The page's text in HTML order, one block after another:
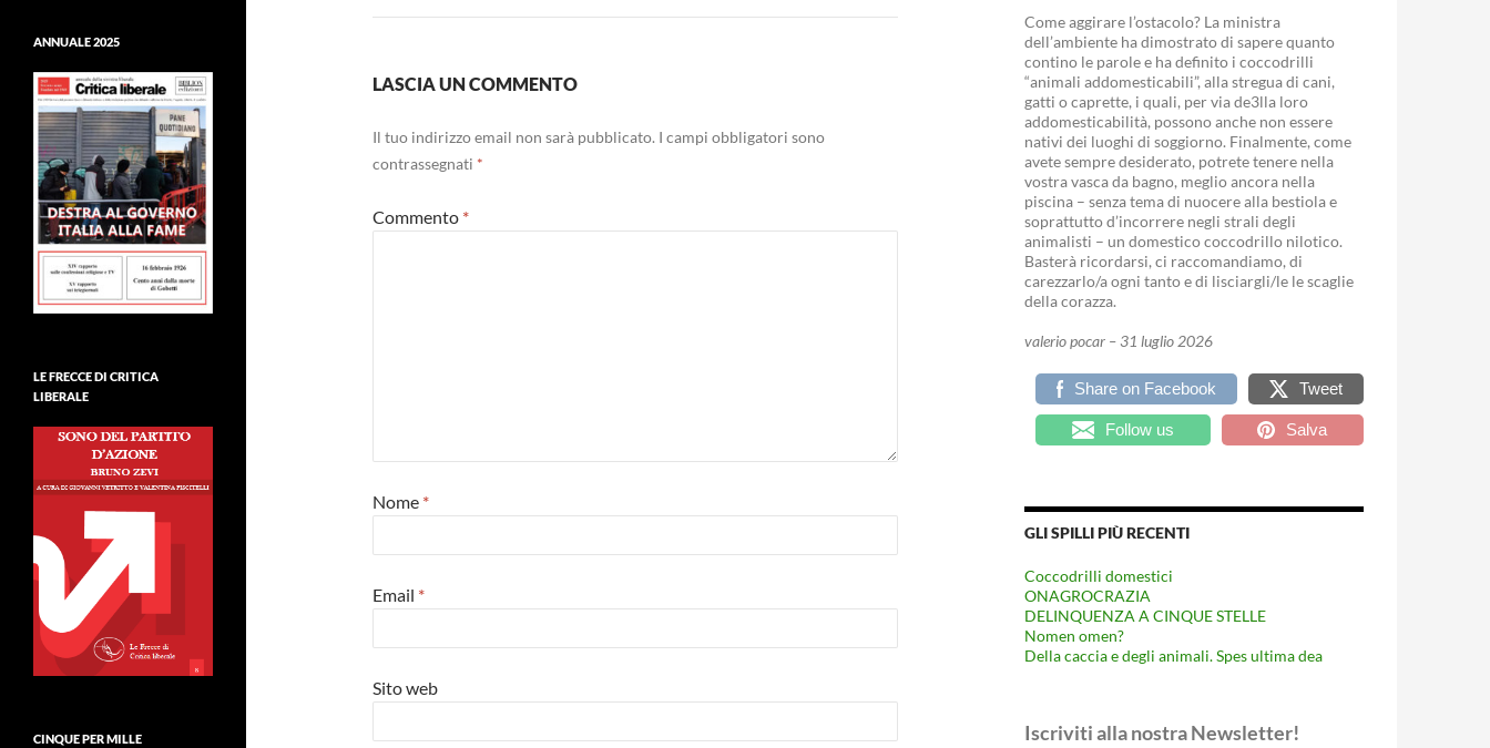
LASCIA UN COMMENTO
Il tuo indirizzo email non sarà pubblicato. I campi obbligatori sono
contrassegnati *
Commento *
Nome *
Email *
Sito web
Come aggirare l’ostacolo? La ministra
dell’ambiente ha dimostrato di sapere quanto
contino le parole e ha definito i coccodrilli
“animali addomesticabili”, alla stregua di cani,
gatti o caprette, i quali, per via de3lla loro
addomesticabilità, possono anche non essere
nativi dei luoghi di soggiorno. Finalmente, come
avete sempre desiderato, potrete tenere nella
vostra vasca da bagno, meglio ancora nella
piscina – senza tema di nuocere alla bestiola e
soprattutto d’incorrere negli strali degli
animalisti – un domestico coccodrillo nilotico.
Basterà ricordarsi, ci raccomandiamo, di
carezzarlo/a ogni tanto e di lisciargli/le le scaglie
della corazza.
valerio pocar – 31 luglio 2026
Share on Facebook Tweet
Follow us Salva
GLI SPILLI PIÙ RECENTI
Coccodrilli domestici
ONAGROCRAZIA
DELINQUENZA A CINQUE STELLE
Nomen omen?
Della caccia e degli animali. Spes ultima dea
Iscriviti alla nostra Newsletter!
ANNUALE 2025
LE FRECCE DI CRITICA
LIBERALE
CINQUE PER MILLE